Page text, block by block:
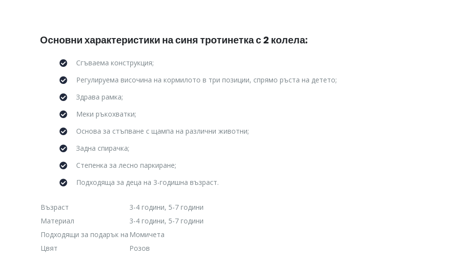
Основни характеристики на синя тротинетка с 2 колела:
Сгъваема конструкция;
Регулируема височина на кормилото в три позиции, спрямо ръста на детето;
Здрава рамка;
Меки ръкохватки;
Основа за стъпване с щампа на различни животни;
Задна спирачка;
Степенка за лесно паркиране;
Подходяща за деца на 3-годишна възраст.
Възраст
3-4 години, 5-7 години
Материал
3-4 години, 5-7 години
Подходящи за подарък на Момичета
Цвят
Розов